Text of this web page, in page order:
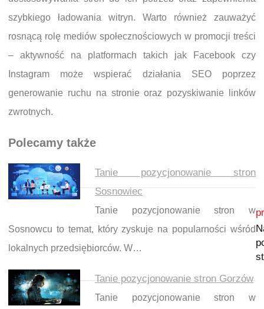
szybkiego ładowania witryn. Warto również zauważyć
rosnącą rolę mediów społecznościowych w promocji treści
– aktywność na platformach takich jak Facebook czy
Instagram może wspierać działania SEO poprzez
generowanie ruchu na stronie oraz pozyskiwanie linków
zwrotnych.
Polecamy także
Tanie pozycjonowanie stron
Sosnowiec
Tanie pozycjonowanie stron w
Sosnowcu to temat, który zyskuje na popularności wśród
lokalnych przedsiębiorców. W…
Tanie pozycjonowanie stron Gorzów
Tanie pozycjonowanie stron w
Nawigacja wpisu